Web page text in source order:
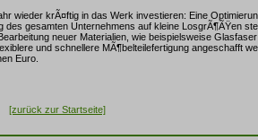
wieder krÃ¤ftig in das Werk investieren: Eine
gesamten Unternehmens auf kleine LosgrÃ¶ÃŸen
neuer Materialien, wie beispielsweise
und schnellere MÃ¶belteilefertigung angeschafft
Euro.
[zurück zur Startseite]